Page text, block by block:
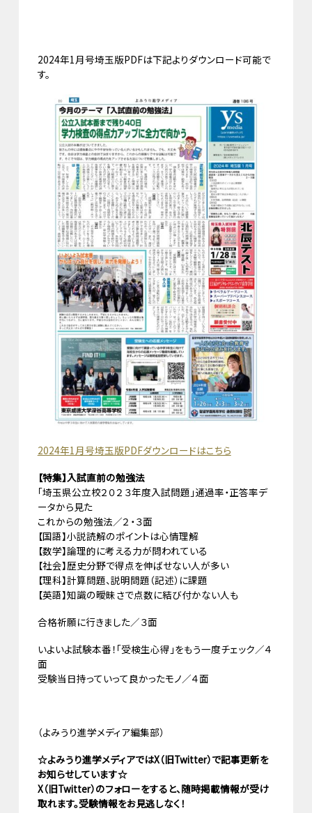
2024年1月号埼玉版PDFは下記よりダウンロード可能で
す。
2024年1月号埼玉版PDFダウンロードはこちら
【特集】入試直前の勉強法
「埼玉県公立校２０２３年度入試問題」通過率・正答率デ
ータから見た
これからの勉強法／２・３面
【国語】小説読解のポイントは心情理解
【数学】論理的に考える力が問われている
【社会】歴史分野で得点を伸ばせない人が多い
【理科】計算問題、説明問題（記述）に課題
【英語】知識の曖昧さで点数に結び付かない人も
合格祈願に行きました／３面
いよいよ試験本番！「受検生心得」をもう一度チェック／４
面
受験当日持っていって良かったモノ／４面
（よみうり進学メディア編集部）
☆よみうり進学メディアではX（旧Twitter）で記事更新を
お知らせしています☆
X（旧Twitter）のフォローをすると、随時掲載情報が受け
取れます。受験情報をお見逃しなく！